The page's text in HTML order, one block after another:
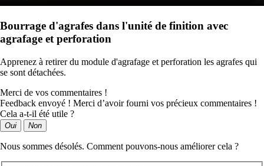
Bourrage d'agrafes dans l'unité de finition avec
agrafage et perforation
Apprenez à retirer du module d'agrafage et perforation les agrafes qui
se sont détachées.
Merci de vos commentaires !
Feedback envoyé ! Merci d’avoir fourni vos précieux commentaires !
Cela a-t-il été utile ?
Oui Non
Nous sommes désolés. Comment pouvons-nous améliorer cela ?